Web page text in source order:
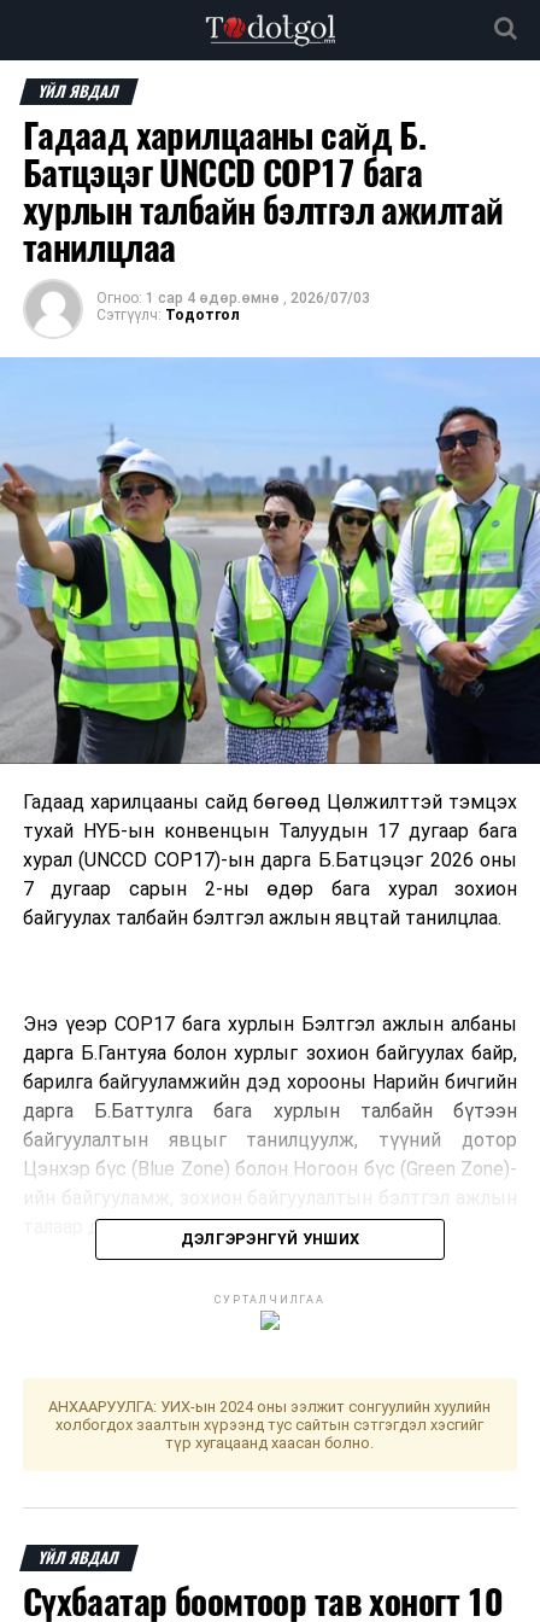
ҮЙЛ ЯВДАЛ
Гадаад харилцааны сайд Б.
Батцэцэг UNCCD COP17 бага
хурлын талбайн бэлтгэл ажилтай
танилцлаа
Огноо: 1 сар 4 өдөр.өмнө , 2026/07/03
Сэтгүүлч: Тодотгол
Гадаад харилцааны сайд бөгөөд Цөлжилттэй тэмцэх
тухай НҮБ-ын конвенцын Талуудын 17 дугаар бага
хурал (UNCCD COP17)-ын дарга Б.Батцэцэг 2026 оны
7 дугаар сарын 2-ны өдөр бага хурал зохион
байгуулах талбайн бэлтгэл ажлын явцтай танилцлаа.
Энэ үеэр COP17 бага хурлын Бэлтгэл ажлын албаны
дарга Б.Гантуяа болон хурлыг зохион байгуулах байр,
барилга байгууламжийн дэд хорооны Нарийн бичгийн
дарга Б.Баттулга бага хурлын талбайн бүтээн
байгуулалтын явцыг танилцуулж, түүний дотор
Цэнхэр бүс (Blue Zone) болон Ногоон бүс (Green Zone)-
талаар дэлгэрэнгүй мэдээлэв.
Монгол Улс ирэх 8 дугаар сарын 17-28-ны өдрүүдэд
газрын доройтол, цөлжилттэй тэмцэх чиглэлээрх
олон улсын хамтын ажиллагааг шинэ шатанд гаргах,
тогтвортой хөгжлийн зорилтуудын хэрэгжилтийг
ахиулах, дэлхий нийтийн хамтын ажиллагааг
нэмэр оруулах юм.
ДЭЛГЭРЭНГҮЙ УНШИХ
СУРТАЛЧИЛГАА
АНХААРУУЛГА: УИХ-ын 2024 оны ээлжит сонгуулийн хуулийн
холбогдох заалтын хүрээнд тус сайтын сэтгэгдэл хэсгийг
түр хугацаанд хаасан болно.
ҮЙЛ ЯВДАЛ
Сүхбаатар боомтоор тав хоногт 10